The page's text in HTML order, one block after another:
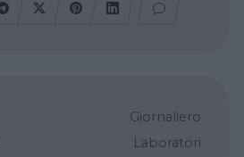
Giornaliero
Laboratori